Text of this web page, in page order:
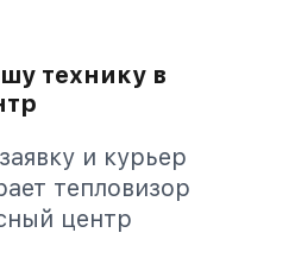
технику в
и курьер
тепловизор
центр